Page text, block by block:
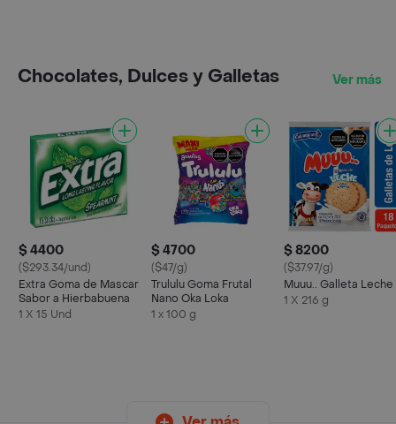
Chocolates, Dulces y Galletas Ver más
$ 4400
($293.34/und)
Extra Goma de Mascar
Sabor a Hierbabuena
1 X 15 Und
$ 4700
($47/g)
Trululu Goma Frutal
Nano Oka Loka
1 x 100 g
$ 8200
($37.97/g)
Muuu.. Galleta Leche
1 X 216 g